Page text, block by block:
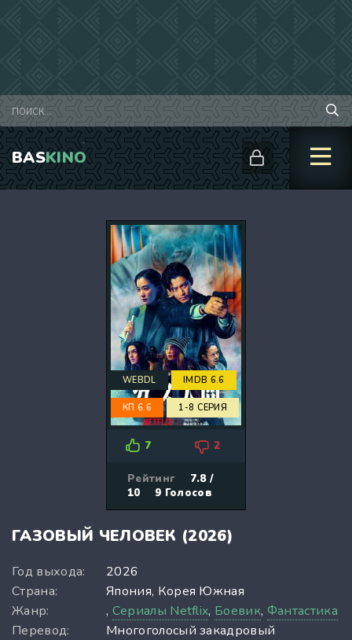
BASKINO
WEBDL IMDB 6.6
КП 6.6 1-8 СЕРИЯ
7 2
Рейтинг
7.8 /
10
9 Голосов
ГАЗОВЫЙ ЧЕЛОВЕК (2026)
Год выхода:
2026
Страна:
Япония, Корея Южная
Жанр:
, Сериалы Netflix, Боевик, Фантастика
Перевод:
Многоголосый закадровый